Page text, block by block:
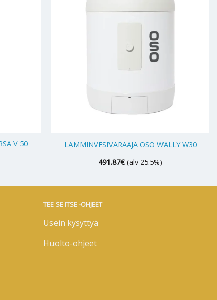
V 50
LÄMMINVESIVARAAJA OSO WALLY W30
491.87€ (alv 25.5%)
TEE SE ITSE -OHJEET
Usein kysyttyä
Huolto-ohjeet